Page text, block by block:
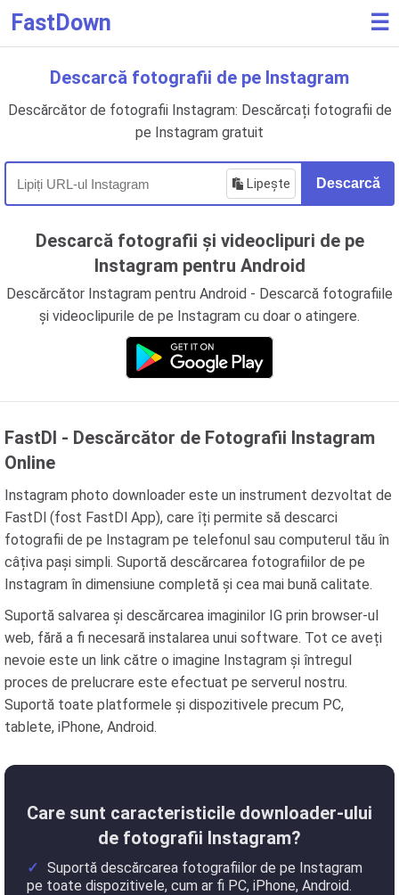
FastDown ☰
Descarcă fotografii de pe Instagram
Descărcător de fotografii Instagram: Descărcați fotografii de
pe Instagram gratuit
Lipește Descarcă
Descarcă fotografii și videoclipuri de pe
Instagram pentru Android
Descărcător Instagram pentru Android - Descarcă fotografiile
și videoclipurile de pe Instagram cu doar o atingere.
FastDl - Descărcător de Fotografii Instagram
Online
Instagram photo downloader este un instrument dezvoltat de
FastDl (fost FastDl App), care îți permite să descarci
fotografii de pe Instagram pe telefonul sau computerul tău în
câțiva pași simpli. Suportă descărcarea fotografiilor de pe
Instagram în dimensiune completă și cea mai bună calitate.
Suportă salvarea și descărcarea imaginilor IG prin browser-ul
web, fără a fi necesară instalarea unui software. Tot ce aveți
nevoie este un link către o imagine Instagram și întregul
proces de prelucrare este efectuat pe serverul nostru.
Suportă toate platformele și dispozitivele precum PC,
tablete, iPhone, Android.
Care sunt caracteristicile downloader-ului
de fotografii Instagram?
Suportă descărcarea fotografiilor de pe Instagram
pe toate dispozitivele, cum ar fi PC, iPhone, Android.